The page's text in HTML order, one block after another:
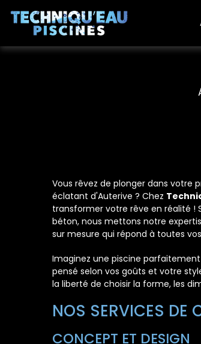
Vous rêvez de plonger dans votre
éclatant d'Auterive ? Chez
transformer votre rêve en réalité !
béton, nous mettons notre
sur mesure qui répond à toutes
Imaginez une piscine
pensé selon vos goûts et votre
la liberté de choisir la forme, les
NOS SERVICES DE
CONCEPT ET DESIGN